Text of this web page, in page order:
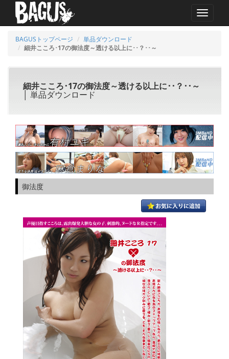
MENU
BAGUSトップページ
単品ダウンロード
細井こころ･17の御法度～透ける以上に･･？･･～
細井こころ･17の御法度～透ける以上に･･？･･～
│ 単品ダウンロード
御法度